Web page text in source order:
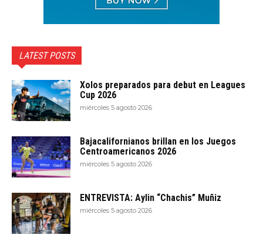
LATEST POSTS
Xolos preparados para debut en Leagues
Cup 2026
miércoles 5 agosto 2026
Bajacalifornianos brillan en los Juegos
Centroamericanos 2026
miércoles 5 agosto 2026
ENTREVISTA: Aylin “Chachis” Muñiz
miércoles 5 agosto 2026